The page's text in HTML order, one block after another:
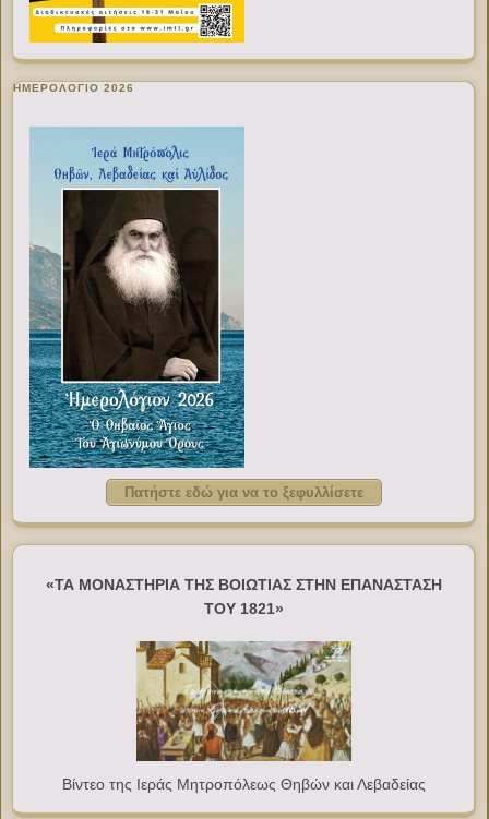
ΗΜΕΡΟΛΟΓΙΟ 2026
Πατήστε εδώ για να το ξεφυλλίσετε
«ΤΑ ΜΟΝΑΣΤΗΡΙΑ ΤΗΣ ΒΟΙΩΤΙΑΣ ΣΤΗΝ ΕΠΑΝΑΣΤΑΣΗ
ΤΟΥ 1821»
Βίντεο της Ιεράς Μητροπόλεως Θηβών και Λεβαδείας